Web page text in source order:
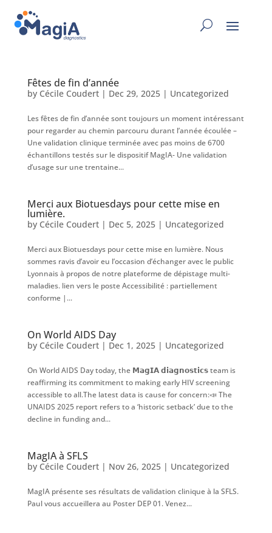
Fêtes de fin d’année
by Cécile Coudert| Dec 29, 2025| Uncategorized
Les fêtes de fin d’année sont toujours un moment intéressant
pour regarder au chemin parcouru durant l’année écoulée –
Une validation clinique terminée avec pas moins de 6700
échantillons testés sur le dispositif MagIA- Une validation
d’usage sur une trentaine...
Merci aux Biotuesdays pour cette mise en
lumière.
by Cécile Coudert| Dec 5, 2025| Uncategorized
Merci aux Biotuesdays pour cette mise en lumière. Nous
sommes ravis d’avoir eu l’occasion d’échanger avec le public
Lyonnais à propos de notre plateforme de dépistage multi-
maladies. lien vers le poste Accessibilité : partiellement
conforme |...
On World AIDS Day
by Cécile Coudert| Dec 1, 2025| Uncategorized
On World AIDS Day today, the 𝗠𝗮𝗴𝗜𝗔 𝗱𝗶𝗮𝗴𝗻𝗼𝘀𝘁𝗶𝗰𝘀 team is
reaffirming its commitment to making early HIV screening
accessible to all.The latest data is cause for concern:📣 The
UNAIDS 2025 report refers to a ‘historic setback’ due to the
decline in funding and...
MagIA à SFLS
by Cécile Coudert| Nov 26, 2025| Uncategorized
MagIA présente ses résultats de validation clinique à la SFLS.
Paul vous accueillera au Poster DEP 01. Venez...